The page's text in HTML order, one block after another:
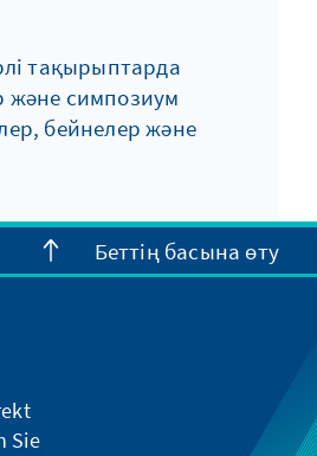
тақырыптарда
және симпозиум
бейнелер және
Беттің басына өту
Sie